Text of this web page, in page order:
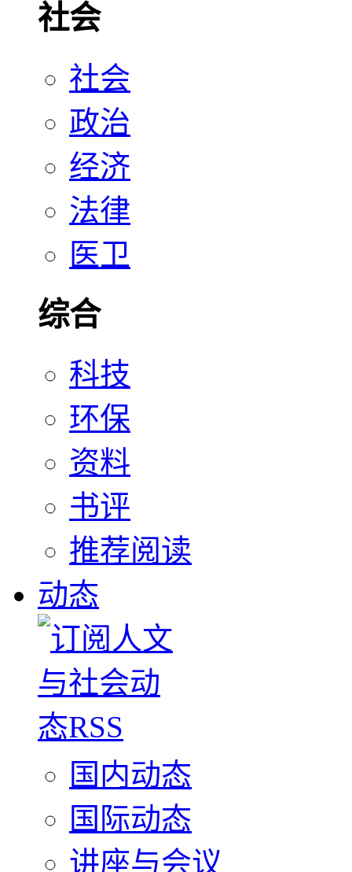
社会
社会
政治
经济
法律
医卫
综合
科技
环保
资料
书评
推荐阅读
动态
国内动态
国际动态
讲座与会议